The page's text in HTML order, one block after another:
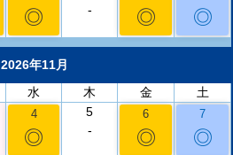
◎
-
◎ ◎
2026年11月
水 木 金
土
4
◎
5
-
6
◎
7
◎